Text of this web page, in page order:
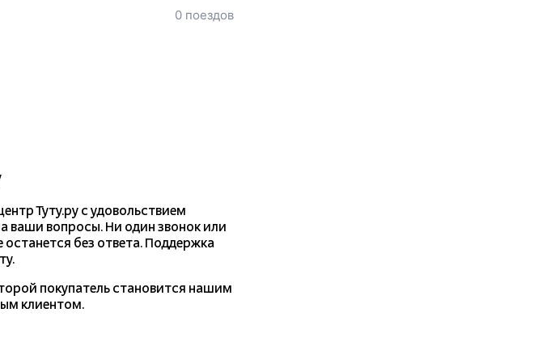
0 поездов
Туту.ру с удовольствием
ваши вопросы. Ни один звонок или
останется без ответа. Поддержка
покупатель становится нашим
клиентом.